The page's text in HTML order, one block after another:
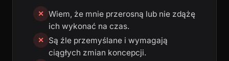
✕ Wiem, że mnie przerosną lub nie zdążę
ich wykonać na czas.
✕
Są źle przemyślane i wymagają
ciągłych zmian koncepcji.